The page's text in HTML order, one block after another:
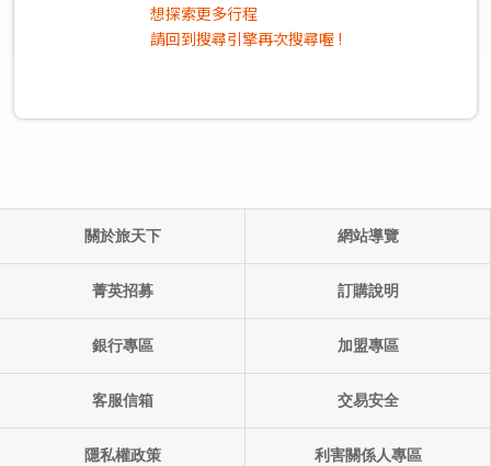
想探索更多行程
請回到搜尋引擎再次搜尋喔 !
單團產品代碼:
出發日期: ()
關於旅天下 網站導覽
菁英招募 訂購說明
銀行專區 加盟專區
客服信箱 交易安全
隱私權政策 利害關係人專區